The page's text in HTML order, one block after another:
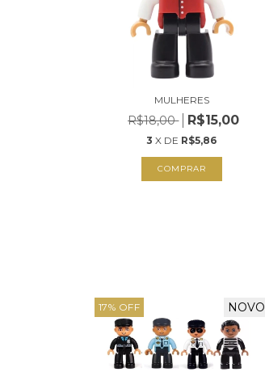
MULHERES
R$18,00 R$15,00
3 X DE R$5,86
COMPRAR
17% OFF NOVO